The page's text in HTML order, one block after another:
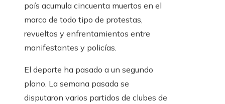
país acumula cincuenta muertos en el
marco de todo tipo de protestas,
revueltas y enfrentamientos entre
manifestantes y policías.
El deporte ha pasado a un segundo
plano. La semana pasada se
disputaron varios partidos de clubes de